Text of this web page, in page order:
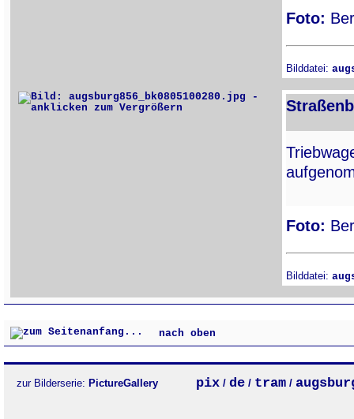
Foto:
Bilddatei:
Foto:
Bilddatei:
nach oben
zur Bilderserie: PictureGallery pix / de / tram /